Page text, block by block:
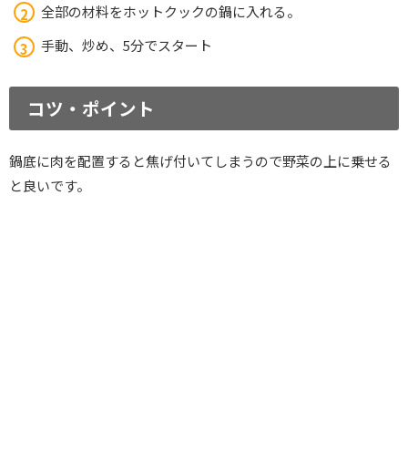
全部の材料をホットクックの鍋に入れる。
手動、炒め、5分でスタート
コツ・ポイント
鍋底に肉を配置すると焦げ付いてしまうので野菜の上に乗せる
と良いです。